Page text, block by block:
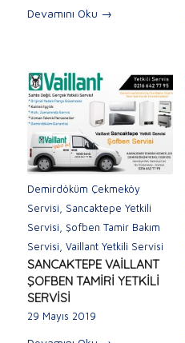
Devamını Oku →
Demirdöküm Çekmeköy
Servisi, Sancaktepe Yetkili
Servisi, Şofben Tamir Bakım
Servisi, Vaillant Yetkili Servisi
SANCAKTEPE VAİLLANT
ŞOFBEN TAMİRİ YETKİLİ
SERVİSİ
29 Mayıs 2019